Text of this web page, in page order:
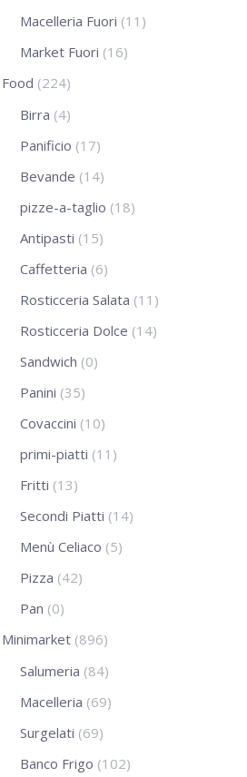
Macelleria Fuori (11)
Market Fuori (16)
Food (224)
Birra (4)
Panificio (17)
Bevande (14)
pizze-a-taglio (18)
Antipasti (15)
Caffetteria (6)
Rosticceria Salata (11)
Rosticceria Dolce (14)
Sandwich (0)
Panini (35)
Covaccini (10)
primi-piatti (11)
Fritti (13)
Secondi Piatti (14)
Menù Celiaco (5)
Pizza (42)
Pan (0)
Minimarket (896)
Salumeria (84)
Macelleria (69)
Surgelati (69)
Banco Frigo (102)